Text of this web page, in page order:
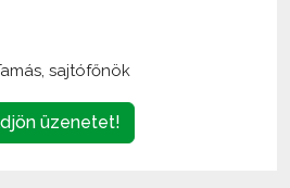
sajtófőnök
üzenetet!